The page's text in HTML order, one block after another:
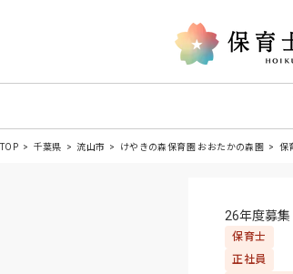
TOP 千葉県 流山市 けやきの森保育園 おおたかの森園 保
26年度募集
保育士
正社員